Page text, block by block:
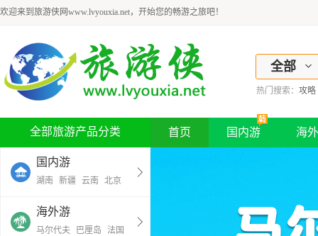
欢迎来到旅游侠网www.lvyouxia.net，开始您的畅游之旅吧！
全部
热门搜索： 攻略
全部旅游产品分类
国内游
湖南 新疆 云南 北京
海外游
马尔代夫 巴厘岛 法国
首页 国内游 海